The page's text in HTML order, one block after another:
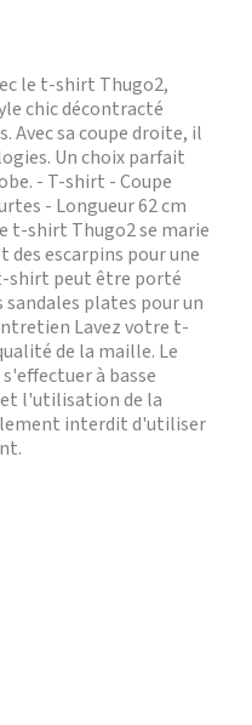
le t-shirt Thugo2,
chic décontracté
Avec sa coupe droite, il
Un choix parfait
- T-shirt - Coupe
- Longueur 62 cm
t-shirt Thugo2 se marie
des escarpins pour une
shirt peut être porté
sandales plates pour un
Lavez votre t-
de la maille. Le
à basse
l'utilisation de la
interdit d'utiliser